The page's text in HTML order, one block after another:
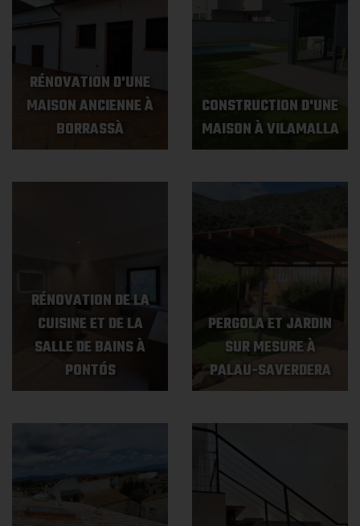
RÉNOVATION D'UNE
MAISON ANCIENNE À
BORRASSÀ
CONSTRUCTION D'UNE
MAISON À VILAMALLA
RÉNOVATION DE LA
CUISINE ET DE LA
SALLE DE BAINS À
PONTÓS
PERGOLA ET JARDIN
SUR MESURE À
PALAU-SAVERDERA